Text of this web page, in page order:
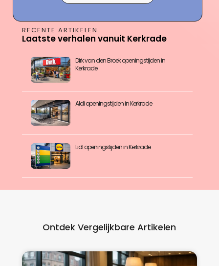
RECENTE ARTIKELEN
Laatste verhalen vanuit Kerkrade
Dirk van den Broek openingstijden in
Kerkrade
Aldi openingstijden in Kerkrade
Lidl openingstijden in Kerkrade
Ontdek Vergelijkbare Artikelen